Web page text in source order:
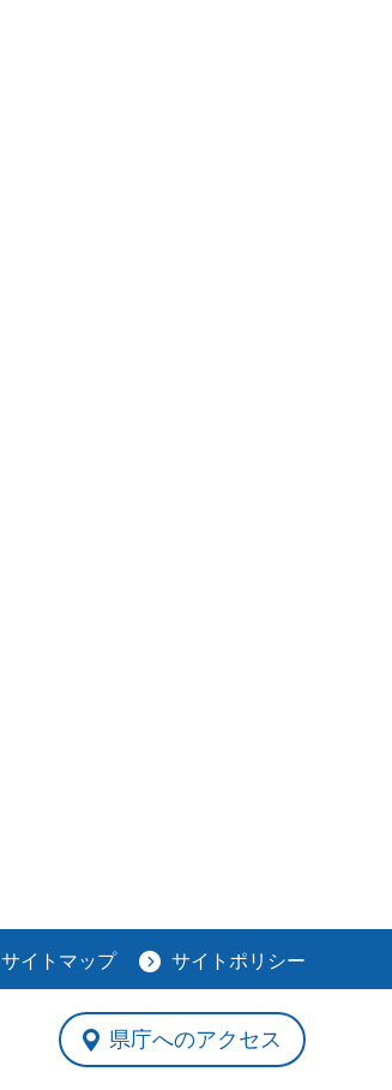
サイトマップ サイトポリシー
県庁へのアクセス